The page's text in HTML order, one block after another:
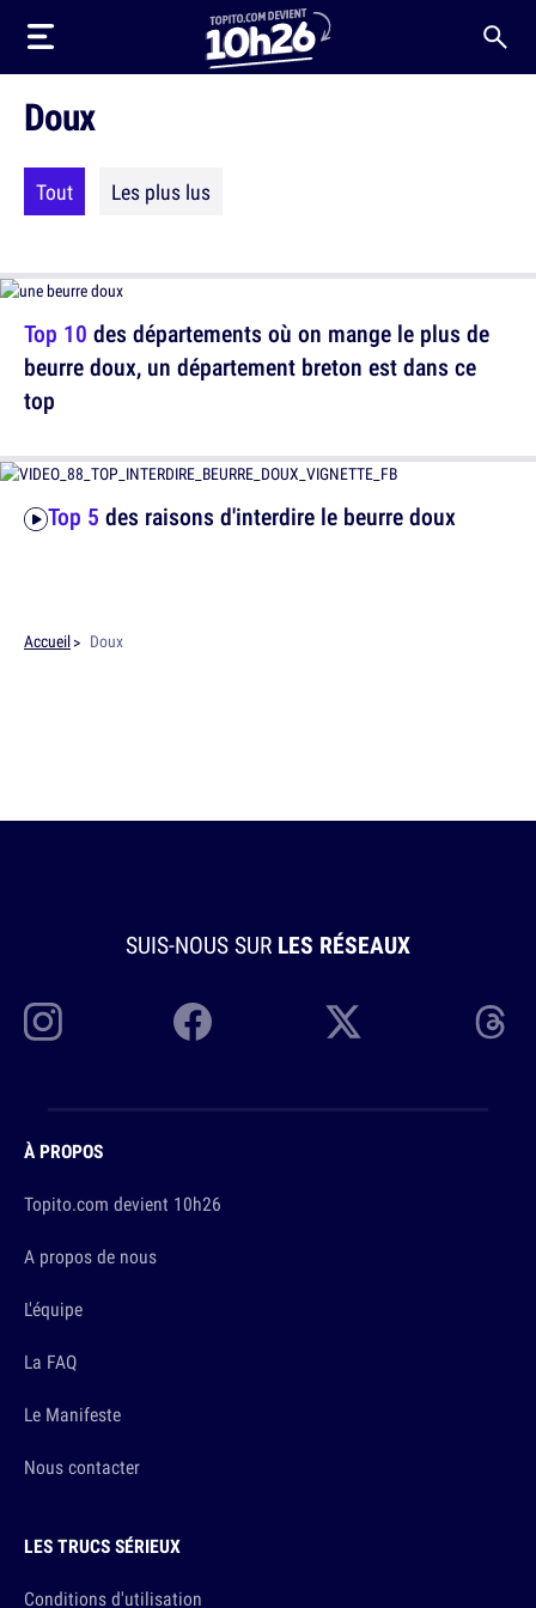
Doux
Tout Les plus lus
Top 10 des départements où on mange le plus de
beurre doux, un département breton est dans ce
top
Top 5 des raisons d'interdire le beurre doux
Accueil Doux
SUIS-NOUS SUR LES RÉSEAUX
À PROPOS
Topito.com devient 10h26
A propos de nous
L'équipe
La FAQ
Le Manifeste
Nous contacter
LES TRUCS SÉRIEUX
Conditions d'utilisation